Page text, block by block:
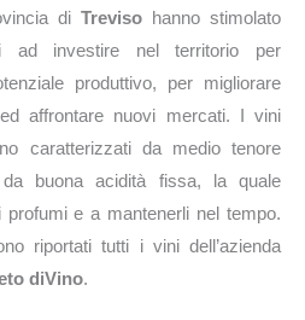
di Treviso hanno stimolato
ad investire nel territorio per
produttivo, per migliorare
affrontare nuovi mercati. I vini
caratterizzati da medio tenore
buona acidità fissa, la quale
e a mantenerli nel tempo.
riportati tutti i vini dell’azienda
diVino.